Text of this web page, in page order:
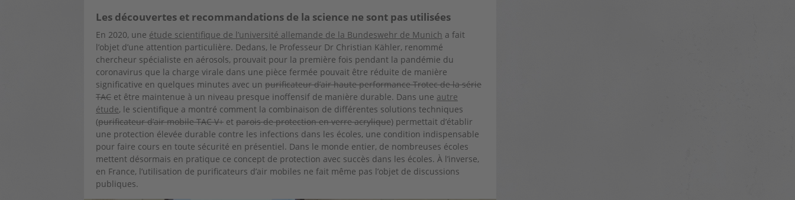
Les découvertes et recommandations de la science ne sont pas utilisées
En 2020, une étude scientifique de l’université allemande de la Bundeswehr de Munich a fait
l’objet d’une attention particulière. Dedans, le Professeur Dr Christian Kähler, renommé
chercheur spécialiste en aérosols, prouvait pour la première fois pendant la pandémie du
coronavirus que la charge virale dans une pièce fermée pouvait être réduite de manière
significative en quelques minutes avec un purificateur d’air haute performance Trotec de la série
TAC et être maintenue à un niveau presque inoffensif de manière durable. Dans une autre
étude, le scientifique a montré comment la combinaison de différentes solutions techniques
(purificateur d’air mobile TAC V+ et parois de protection en verre acrylique) permettait d’établir
une protection élevée durable contre les infections dans les écoles, une condition indispensable
pour faire cours en toute sécurité en présentiel. Dans le monde entier, de nombreuses écoles
mettent désormais en pratique ce concept de protection avec succès dans les écoles. À l’inverse,
en France, l’utilisation de purificateurs d’air mobiles ne fait même pas l’objet de discussions
publiques.